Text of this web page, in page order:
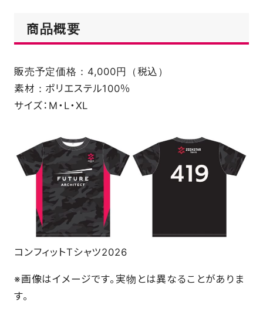
商品概要
販売予定価格：4,000円（税込）
素材：ポリエステル100％
サイズ：M・L・XL
コンフィットTシャツ2026
※画像はイメージです。実物とは異なることがありま
す。